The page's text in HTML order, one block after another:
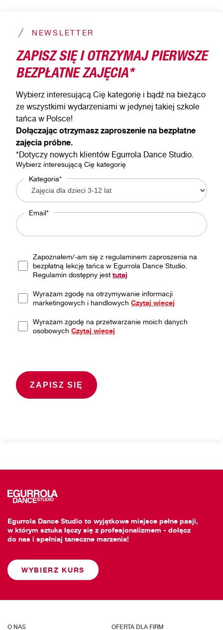
NEWSLETTER
ZAPISZ SIĘ I OTRZYMAJ PIERWSZE
BEZPŁATNE ZAJĘCIA*
Wybierz interesującą Cię kategorię i bądź na bieżąco
ze wszystkimi wydarzeniami w jedynej takiej szkole
tańca w Polsce!
Dołączając otrzymasz zaproszenie na bezpłatne
zajęcia próbne.
*Dotyczy nowych klientów Egurrola Dance Studio.
Wybierz interesującą Cię kategorię
Kategoria*
Email*
Zapoznałem/-am się z regulaminem zaproszenia na
bezpłatną lekcję tańca w Egurrola Dance Studio.
Regulamin dostępny jest tutaj
Wyrażam zgodę na otrzymywanie informacji
marketingowych i handlowych Czytaj więcej
Wyrażam zgodę na przetwarzanie moich danych
osobowych Czytaj więcej
Egurrola Dance Studio to wyjątkowe miejsce pełne pasji,
w którym sztuka łączy się z profesjonalizmem - dołącz
do nas i spełniaj taneczne marzenia!
WYBIERZ KURS
O NAS OFERTA DLA FIRM